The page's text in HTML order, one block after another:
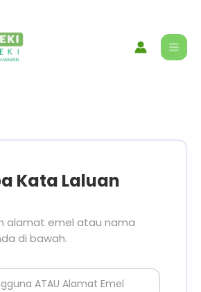
Kata Laluan
alamat emel atau nama
di bawah.
ATAU Alamat Emel